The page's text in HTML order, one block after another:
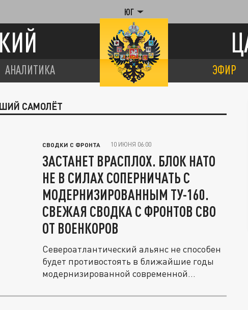
ЮГ
АНАЛИТИКА ЭФИР
САМОЛЁТ
СВОДКИ С ФРОНТА 10 ИЮНЯ 06:00
ЗАСТАНЕТ ВРАСПЛОХ. БЛОК НАТО
НЕ В СИЛАХ СОПЕРНИЧАТЬ С
МОДЕРНИЗИРОВАННЫМ ТУ-160.
СВЕЖАЯ СВОДКА С ФРОНТОВ СВО
ОТ ВОЕНКОРОВ
Североатлантический альянс не способен
будет противостоять в ближайшие годы
модернизированной современной...